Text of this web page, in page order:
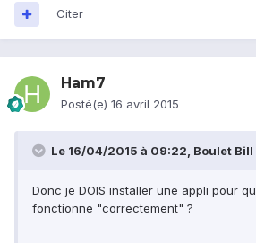
Citer
Ham7
Posté(e) 16 avril 2015
Le 16/04/2015 à 09:22, Boulet Bill
Donc je DOIS installer une appli pour
fonctionne "correctement" ?